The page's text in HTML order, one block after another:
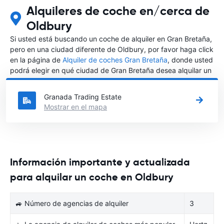
Alquileres de coche en/cerca de
Oldbury
Si usted está buscando un coche de alquiler en Gran Bretaña,
pero en una ciudad diferente de Oldbury, por favor haga click
en la página de Alquiler de coches Gran Bretaña, donde usted
podrá elegir en qué ciudad de Gran Bretaña desea alquilar un
coche.
Granada Trading Estate
Mostrar en el mapa
Información importante y actualizada
para alquilar un coche en Oldbury
🚙 Número de agencias de alquiler 3